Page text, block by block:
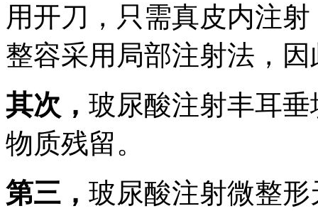
用开刀，只需真皮内注
整容采用局部注射法，
其次， 玻尿酸注射丰耳
物质残留。
第三， 玻尿酸注射微整